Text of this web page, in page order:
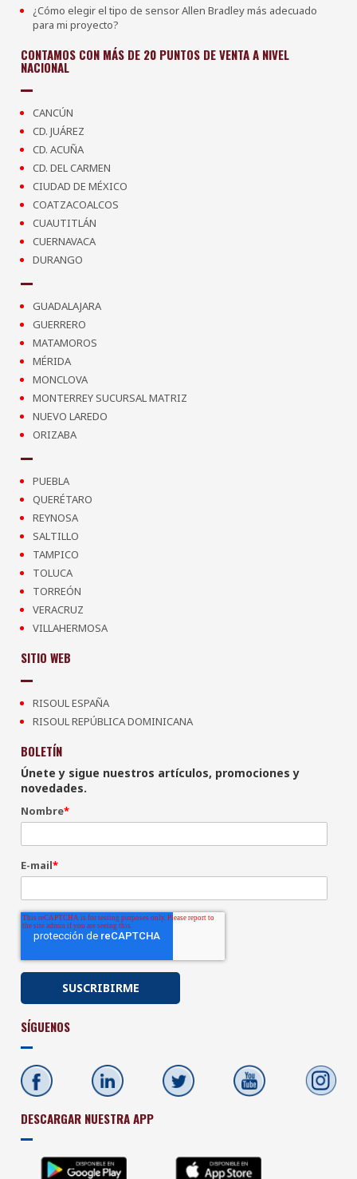
¿Cómo elegir el tipo de sensor Allen Bradley más adecuado
para mi proyecto?
CONTAMOS CON MÁS DE 20 PUNTOS DE VENTA A NIVEL
NACIONAL
CANCÚN
CD. JUÁREZ
CD. ACUÑA
CD. DEL CARMEN
CIUDAD DE MÉXICO
COATZACOALCOS
CUAUTITLÁN
CUERNAVACA
DURANGO
GUADALAJARA
GUERRERO
MATAMOROS
MÉRIDA
MONCLOVA
MONTERREY SUCURSAL MATRIZ
NUEVO LAREDO
ORIZABA
PUEBLA
QUERÉTARO
REYNOSA
SALTILLO
TAMPICO
TOLUCA
TORREÓN
VERACRUZ
VILLAHERMOSA
SITIO WEB
RISOUL ESPAÑA
RISOUL REPÚBLICA DOMINICANA
BOLETÍN
Únete y sigue nuestros artículos, promociones y
novedades.
Nombre*
E-mail*
SÍGUENOS
DESCARGAR NUESTRA APP